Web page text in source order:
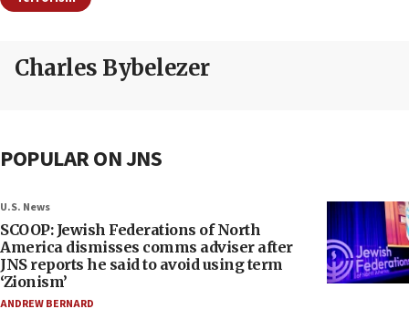
Charles Bybelezer
POPULAR ON JNS
U.S. News
SCOOP: Jewish Federations of North
America dismisses comms adviser after
JNS reports he said to avoid using term
‘Zionism’
ANDREW BERNARD